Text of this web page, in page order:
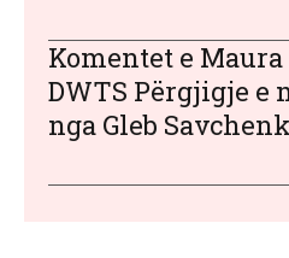
Komentet e
DWTS Përgjigje e
nga Gleb